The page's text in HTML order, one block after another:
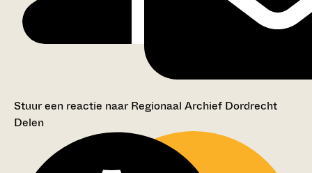
Stuur een reactie naar Regionaal Archief Dordrecht
Delen